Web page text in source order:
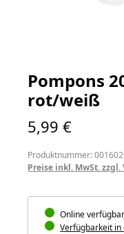
Pompons
rot/weiß
Regulärer Preis:
5,99 €
Produktnummer:
Preise inkl. MwSt. zzgl.
Online
Verfügbarkeit